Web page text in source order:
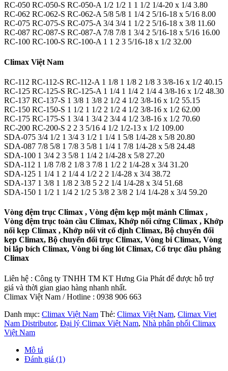
RC-050 RC-050-S RC-050-A 1/2 1/2 1 1 1/2 1/4-20 x 1/4 3.80
RC-062 RC-062-S RC-062-A 5/8 5/8 1 1/4 2 5/16-18 x 5/16 8.00
RC-075 RC-075-S RC-075-A 3/4 3/4 1 1/2 2 5/16-18 x 3/8 11.60
RC-087 RC-087-S RC-087-A 7/8 7/8 1 3/4 2 5/16-18 x 5/16 16.00
RC-100 RC-100-S RC-100-A 1 1 2 3 5/16-18 x 1/2 32.00
Climax Việt Nam
RC-112 RC-112-S RC-112-A 1 1/8 1 1/8 2 1/8 3 3/8-16 x 1/2 40.15
RC-125 RC-125-S RC-125-A 1 1/4 1 1/4 2 1/4 4 3/8-16 x 1/2 48.30
RC-137 RC-137-S 1 3/8 1 3/8 2 1/2 4 1/2 3/8-16 x 1/2 55.15
RC-150 RC-150-S 1 1/2 1 1/2 2 1/2 4 1/2 3/8-16 x 1/2 62.00
RC-175 RC-175-S 1 3/4 1 3/4 2 3/4 4 1/2 3/8-16 x 1/2 70.60
RC-200 RC-200-S 2 2 3 5/16 4 1/2 1/2-13 x 1/2 109.00
SDA-075 3/4 1/2 1 3/4 3 1/2 1 1/4 1 5/8 1/4-28 x 5/8 20.80
SDA-087 7/8 5/8 1 7/8 3 5/8 1 1/4 1 7/8 1/4-28 x 5/8 24.48
SDA-100 1 3/4 2 3 5/8 1 1/4 2 1/4-28 x 5/8 27.20
SDA-112 1 1/8 7/8 2 1/8 3 7/8 1 1/2 2 1/4-28 x 3/4 31.20
SDA-125 1 1/4 1 2 1/4 4 1/2 2 2 1/4-28 x 3/4 38.72
SDA-137 1 3/8 1 1/8 2 3/8 5 2 2 1/4 1/4-28 x 3/4 51.68
SDA-150 1 1/2 1 1/4 2 1/2 5 3/8 2 3/8 2 1/4 1/4-28 x 3/4 59.20
Vòng đệm trục Climax , Vòng đệm kẹp một mảnh Climax ,
Vòng đệm trục toàn cầu Climax, Khớp nối cứng Climax , Khớp
nối kẹp Climax , Khớp nối vít cố định Climax, Bộ chuyển đổi
kẹp Climax, Bộ chuyển đổi trục Climax, Vòng bi Climax, Vòng
bi lắp bích Climax, Vòng bi ống lót Climax, Cổ trục đầu phẳng
Climax
Liên hệ : Công ty TNHH TM KT Hưng Gia Phát để được hỗ trợ
giá và thời gian giao hàng nhanh nhất.
Climax Việt Nam / Hotline : 0938 906 663
Danh mục: Climax Việt Nam Thẻ: Climax Việt Nam, Climax Viet
Nam Distributor, Đại lý Climax Việt Nam, Nhà phân phối Climax
Việt Nam
Mô tả
Đánh giá (1)